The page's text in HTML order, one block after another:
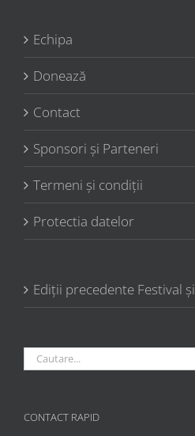
Echipa
Donează
Contact
Sponsori şi Parteneri
Termeni şi condiţii
Protectia datelor
Ediții precedente Festival
Cautare...
CONTACT RAPID